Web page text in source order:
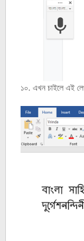
১০. এখন চাইলে এই